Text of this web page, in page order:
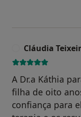
Cláudia
A Dr.a Káthia
filha de oito
confiança para